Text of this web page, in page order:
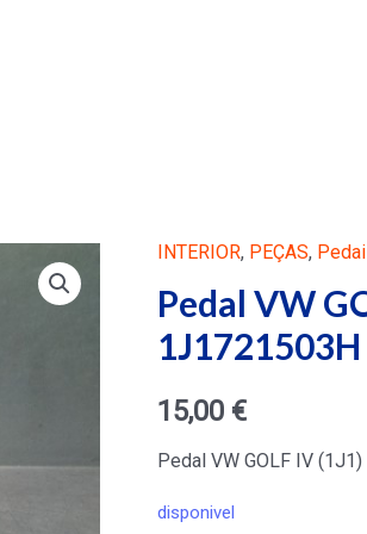
INTERIOR, PEÇAS,
Pedal VW
1J1721503H
15,00 €
Pedal VW GOLF IV
disponivel